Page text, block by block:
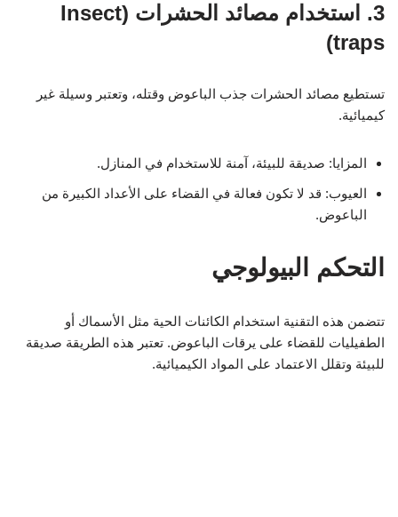
3. استخدام مصائد الحشرات (Insect
traps)
تستطيع مصائد الحشرات جذب الباعوض وقتله، وتعتبر وسيلة غير
كيميائية.
المزايا: صديقة للبيئة، آمنة للاستخدام في المنازل.
العيوب: قد لا تكون فعالة في القضاء على الأعداد الكبيرة من
الباعوض.
التحكم البيولوجي
تتضمن هذه التقنية استخدام الكائنات الحية مثل الأسماك أو
الطفيليات للقضاء على يرقات الباعوض. تعتبر هذه الطريقة صديقة
للبيئة وتقلل الاعتماد على المواد الكيميائية.